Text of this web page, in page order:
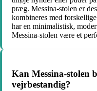
præg. Messina-stolen er
kombineres med
har en minimalistisk,
Messina-stolen være et
Kan Messina-stolen
vejrbestandig?